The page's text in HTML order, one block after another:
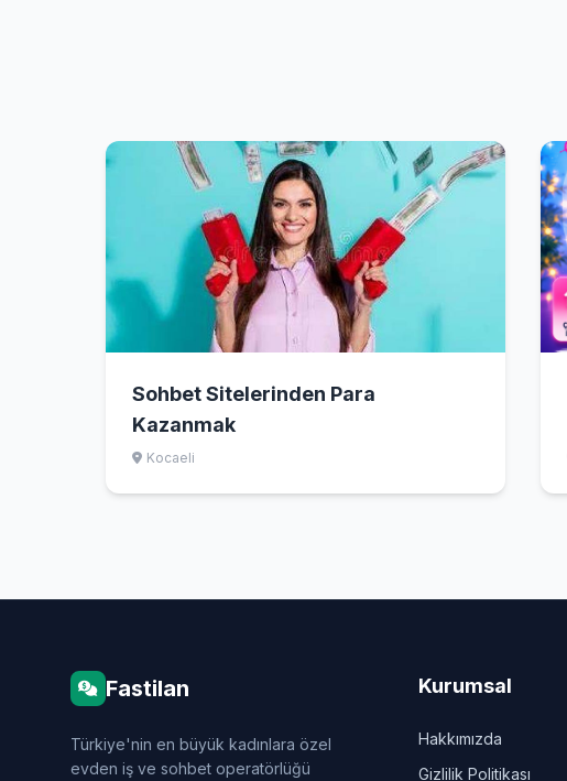
Sohbet Sitelerinden Para
Kazanmak
Kocaeli
Fastilan
Türkiye'nin en büyük kadınlara özel
evden iş ve sohbet operatörlüğü
Kurumsal
Hakkımızda
Gizlilik Politikası